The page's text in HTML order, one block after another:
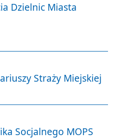
Dzielnic Miasta
Straży Miejskiej
Socjalnego MOPS